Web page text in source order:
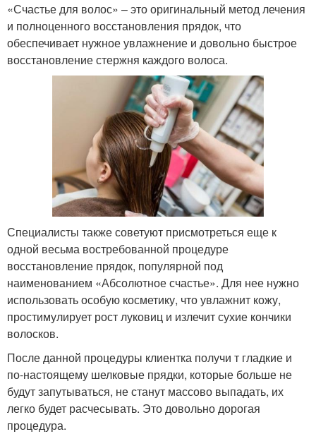
«Счастье для волос» – это оригинальный метод лечения
и полноценного восстановления прядок, что
обеспечивает нужное увлажнение и довольно быстрое
восстановление стержня каждого волоса.
Специалисты также советуют присмотреться еще к
одной весьма востребованной процедуре
восстановление прядок, популярной под
наименованием «Абсолютное счастье». Для нее нужно
использовать особую косметику, что увлажнит кожу,
простимулирует рост луковиц и излечит сухие кончики
волосков.
После данной процедуры клиентка получи т гладкие и
по-настоящему шелковые прядки, которые больше не
будут запутываться, не станут массово выпадать, их
легко будет расчесывать. Это довольно дорогая
процедура.